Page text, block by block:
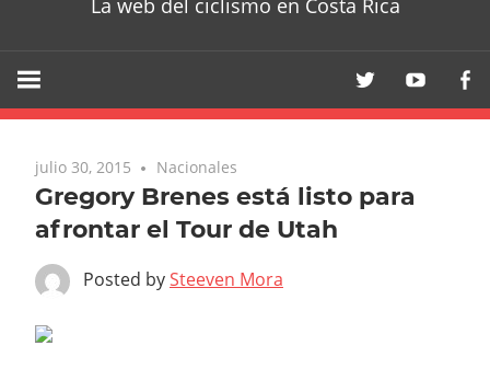
La web del ciclismo en Costa Rica
julio 30, 2015 Nacionales
Gregory Brenes está listo para
afrontar el Tour de Utah
Posted bySteeven Mora